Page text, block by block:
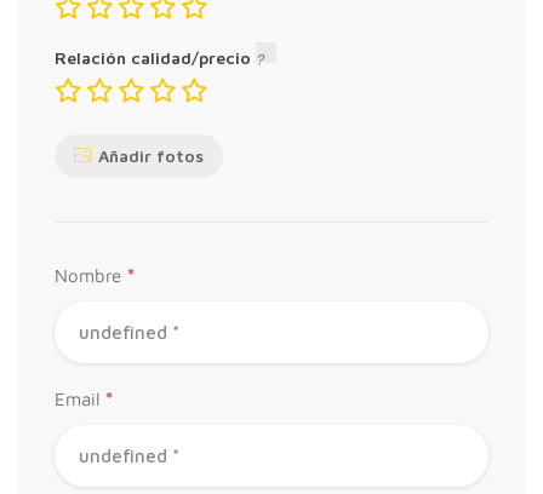
Relación calidad/precio
Añadir fotos
Nombre *
Email *